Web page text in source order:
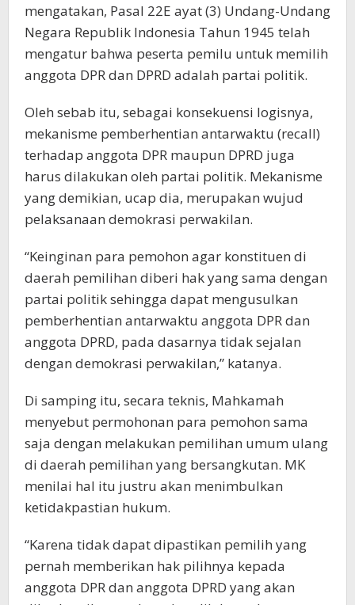
mengatakan, Pasal 22E ayat (3) Undang-Undang
Negara Republik Indonesia Tahun 1945 telah
mengatur bahwa peserta pemilu untuk memilih
anggota DPR dan DPRD adalah partai politik.
Oleh sebab itu, sebagai konsekuensi logisnya,
mekanisme pemberhentian antarwaktu (recall)
terhadap anggota DPR maupun DPRD juga
harus dilakukan oleh partai politik. Mekanisme
yang demikian, ucap dia, merupakan wujud
pelaksanaan demokrasi perwakilan.
“Keinginan para pemohon agar konstituen di
daerah pemilihan diberi hak yang sama dengan
partai politik sehingga dapat mengusulkan
pemberhentian antarwaktu anggota DPR dan
anggota DPRD, pada dasarnya tidak sejalan
dengan demokrasi perwakilan,” katanya.
Di samping itu, secara teknis, Mahkamah
menyebut permohonan para pemohon sama
saja dengan melakukan pemilihan umum ulang
di daerah pemilihan yang bersangkutan. MK
menilai hal itu justru akan menimbulkan
ketidakpastian hukum.
“Karena tidak dapat dipastikan pemilih yang
pernah memberikan hak pilihnya kepada
anggota DPR dan anggota DPRD yang akan